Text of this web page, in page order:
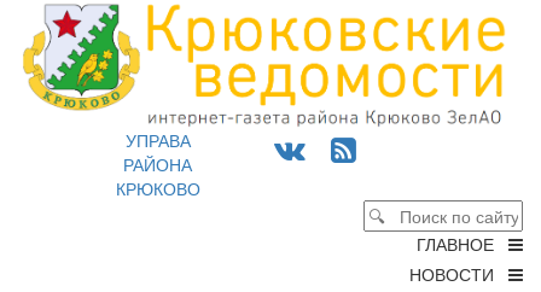
УПРАВА
РАЙОНА
КРЮКОВО
ГЛАВНОЕ
НОВОСТИ